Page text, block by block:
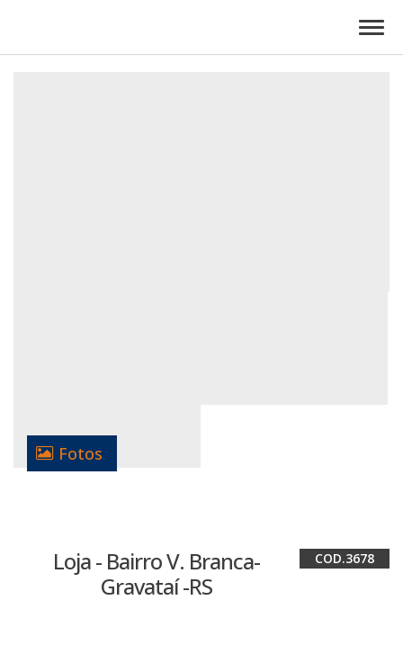
Fotos
Loja - Bairro V. Branca-
Gravataí -RS
3678